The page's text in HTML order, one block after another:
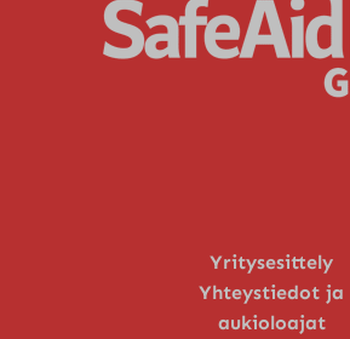
Yritysesittely
Yhteystiedot ja
aukioloajat